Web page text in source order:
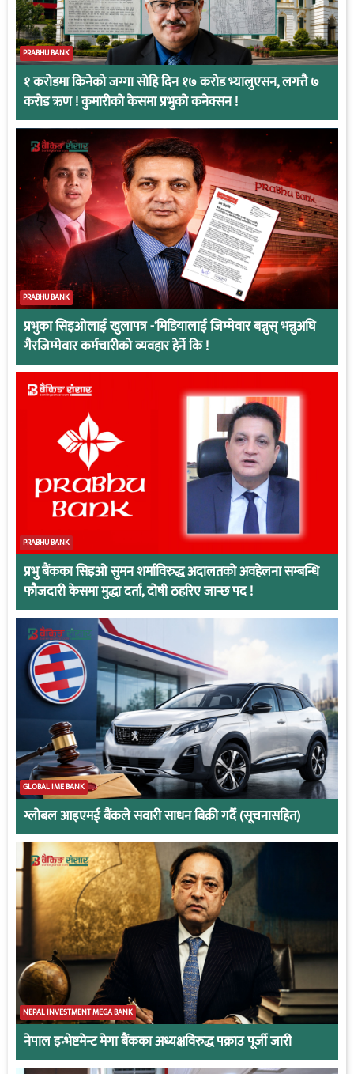
PRABHU BANK
१ करोडमा किनेको जग्गा सोहि दिन १७ करोड भ्यालुएसन, लगत्तै ७
करोड ऋण ! कुमारीको केसमा प्रभुको कनेक्सन !
PRABHU BANK
प्रभुका सिइओलाई खुलापत्र -‘मिडियालाई जिम्मेवार बन्नुस् भन्नुअघि
गैरजिम्मेवार कर्मचारीको व्यवहार हेर्ने कि !
PRABHU BANK
प्रभु बैंकका सिइओ सुमन शर्माविरुद्ध अदालतको अवहेलना सम्बन्धि
फौजदारी केसमा मुद्धा दर्ता, दोषी ठहरिए जान्छ पद !
GLOBAL IME BANK
ग्लोबल आइएमई बैंकले सवारी साधन बिक्री गर्दै (सूचनासहित)
NEPAL INVESTMENT MEGA BANK
नेपाल इन्भेष्टमेन्ट मेगा बैंकका अध्यक्षविरुद्ध पक्राउ पूर्जी जारी